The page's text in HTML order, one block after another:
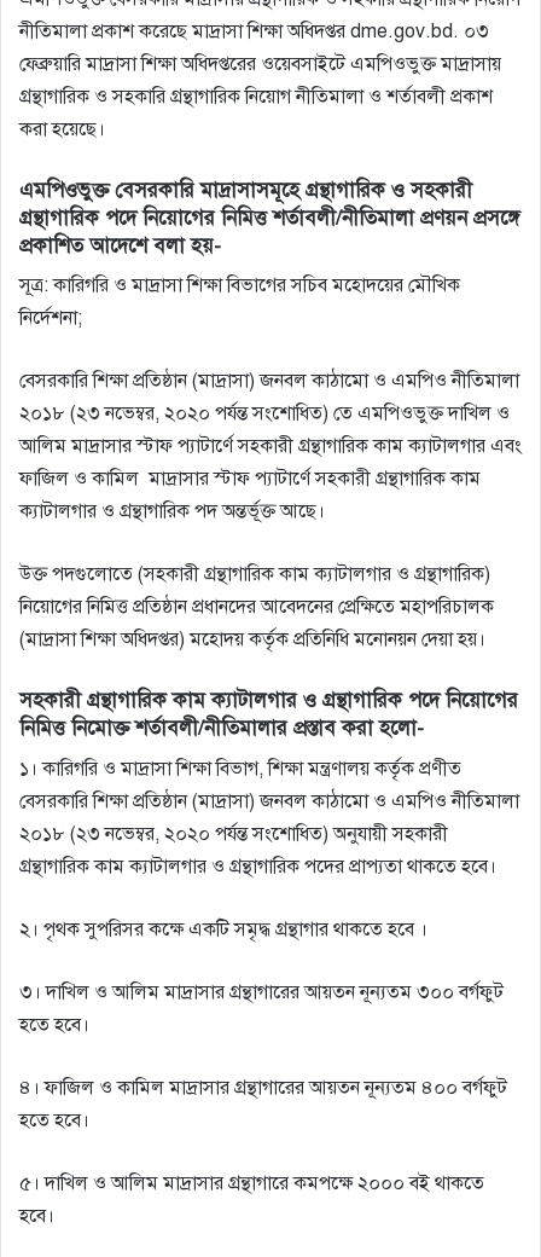
নীতিমালা প্রকাশ করেছে মাদ্রাসা শিক্ষা অধিদপ্তর dme.gov.bd. ০৩
ফেব্রুয়ারি মাদ্রাসা শিক্ষা অধিদপ্তরের ওয়েবসাইটে এমপিওভুক্ত মাদ্রাসায়
গ্রন্থাগারিক ও সহকারি গ্রন্থাগারিক নিয়োগ নীতিমালা ও শর্তাবলী প্রকাশ
করা হয়েছে।
এমপিওভুক্ত বেসরকারি মাদ্রাসাসমূহে গ্রন্থাগারিক ও সহকারী
গ্রন্থাগারিক পদে নিয়ােগের নিমিত্ত শর্তাবলী/নীতিমালা প্রণয়ন প্রসঙ্গে
প্রকাশিত আদেশে বলা হয়-
সূত্র: কারিগরি ও মাদ্রাসা শিক্ষা বিভাগের সচিব মহােদয়ের মৌখিক
নির্দেশনা;
বেসরকারি শিক্ষা প্রতিষ্ঠান (মাদ্রাসা) জনবল কাঠামাে ও এমপিও নীতিমালা
২০১৮ (২৩ নভেম্বর, ২০২০ পর্যন্ত সংশােধিত) তে এমপিওভুক্ত দাখিল ও
আলিম মাদ্রাসার স্টাফ প্যাটার্ণে সহকারী গ্রন্থাগারিক কাম ক্যাটালগার এবং
ফাজিল ও কামিল মাদ্রাসার স্টাফ প্যাটার্ণে সহকারী গ্রন্থাগারিক কাম
ক্যাটালগার ও গ্রন্থাগারিক পদ অন্তর্ভূক্ত আছে।
উক্ত পদগুলােতে (সহকারী গ্রন্থাগারিক কাম ক্যাটালগার ও গ্রন্থাগারিক)
নিয়ােগের নিমিত্ত প্রতিষ্ঠান প্রধানদের আবেদনের প্রেক্ষিতে মহাপরিচালক
(মাদ্রাসা শিক্ষা অধিদপ্তর) মহােদয় কর্তৃক প্রতিনিধি মনােনয়ন দেয়া হয়।
সহকারী গ্রন্থাগারিক কাম ক্যাটালগার ও গ্রন্থাগারিক পদে নিয়ােগের
নিমিত্ত নিমােক্ত শর্তাবলী/নীতিমালার প্রস্তাব করা হলাে-
১। কারিগরি ও মাদ্রাসা শিক্ষা বিভাগ, শিক্ষা মন্ত্রণালয় কর্তৃক প্রণীত
বেসরকারি শিক্ষা প্রতিষ্ঠান (মাদ্রাসা) জনবল কাঠামাে ও এমপিও নীতিমালা
২০১৮ (২৩ নভেম্বর, ২০২০ পর্যন্ত সংশােধিত) অনুযায়ী সহকারী
গ্রন্থাগারিক কাম ক্যাটালগার ও গ্রন্থাগারিক পদের প্রাপ্যতা থাকতে হবে।
২। পৃথক সুপরিসর কক্ষে একটি সমৃদ্ধ গ্রন্থাগার থাকতে হবে ।
৩। দাখিল ও আলিম মাদ্রাসার গ্রন্থাগারের আয়তন নূন্যতম ৩০০ বর্গফুট
হতে হবে।
৪। ফাজিল ও কামিল মাদ্রাসার গ্রন্থাগারের আয়তন নূন্যতম ৪০০ বর্গফুট
হতে হবে।
৫। দাখিল ও আলিম মাদ্রাসার গ্রন্থাগারে কমপক্ষে ২০০০ বই থাকতে
হবে।